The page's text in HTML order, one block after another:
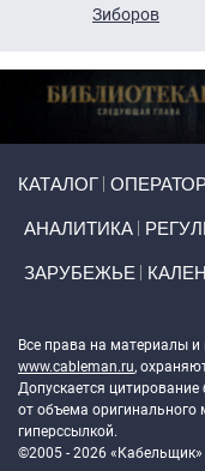
Зиборов
КАТАЛОГ
АНАЛИТИКА
ЗАРУБЕЖЬЕ
Все права на материалы и
www.cableman.ru,
Допускается цитирование
от объема оригинального
гиперссылкой.
©2005 - 2026 «Кабельщик»